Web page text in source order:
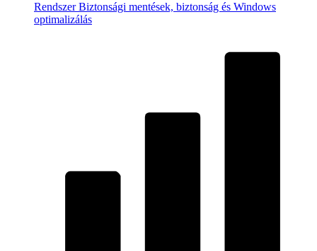
RendszerBiztonsági mentések, biztonság és Windows
optimalizálás